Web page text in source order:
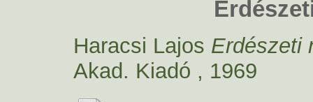
Haracsi Lajos Erdészeti
Akad. Kiadó , 1969